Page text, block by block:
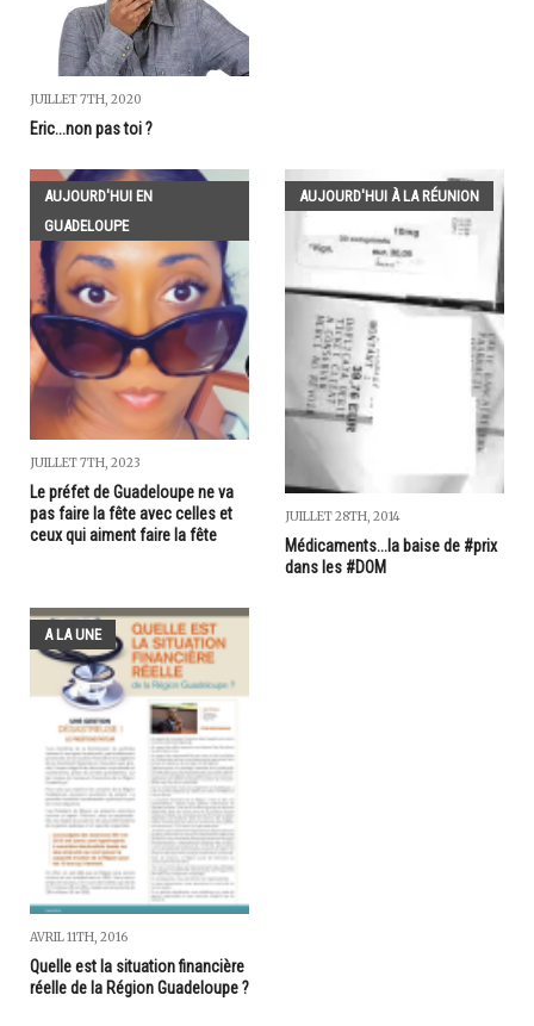
JUILLET 7TH, 2020
Eric...non pas toi ?
AUJOURD'HUI EN
GUADELOUPE
JUILLET 7TH, 2023
Le préfet de Guadeloupe ne va
pas faire la fête avec celles et
ceux qui aiment faire la fête
AUJOURD'HUI À LA RÉUNION
JUILLET 28TH, 2014
Médicaments...la baise de #prix
dans les #DOM
A LA UNE
AVRIL 11TH, 2016
Quelle est la situation financière
réelle de la Région Guadeloupe ?